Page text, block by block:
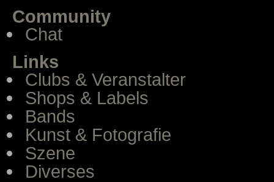
Community
Chat
Links
Clubs & Veranstalter
Shops & Labels
Bands
Kunst & Fotografie
Szene
Diverses